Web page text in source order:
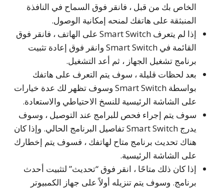
الخاص بك من قبل ، فانقر فوق السماح في النافذة
المنبثقة على هاتفك لمنحه إمكانية الوصول.
إذا لم يتعرف Smart Switch على الهاتف ، فانقر فوق
القائمة في Smart Switch وانقر فوق إعادة تثبيت
برنامج تشغيل الجهاز ، ثم أعد التشغيل.
بعد لحظات قليلة ، سوف يتم التعرف على هاتفك
بواسطة Smart Switch وسوف تظهر لك عدة خيارات
على الشاشة الرئيسية للنسخ الاحتياطي والاستعادة.
سوف يتم إجراء فحص للبرامج عند التوصيل ، وسوف
يدرج Smart Switch تفاصيل البرنامج الحالي. وإذا كان
هناك تحديث برنامج متاح لهاتفك ، فسوف يتم إخطارك
على الشاشة الرئيسية.
إذا كان ذلك متاحًا ، انقر فوق “تحديث” لتثبيت أحدث
برنامج. وسوف يتم تنزيله أولاً على جهاز الكمبيوتر